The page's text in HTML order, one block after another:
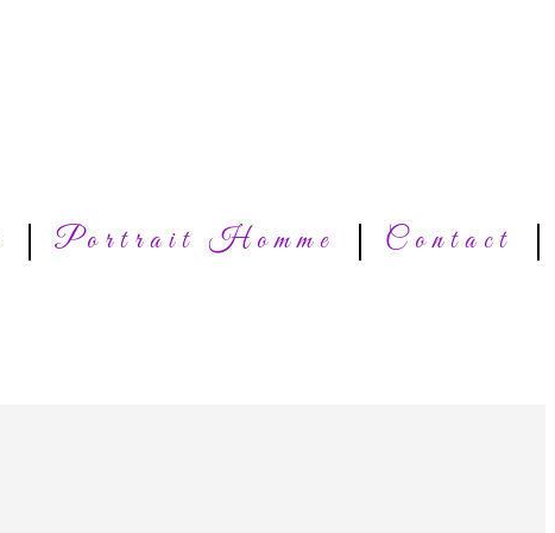
Portrait Homme Contact